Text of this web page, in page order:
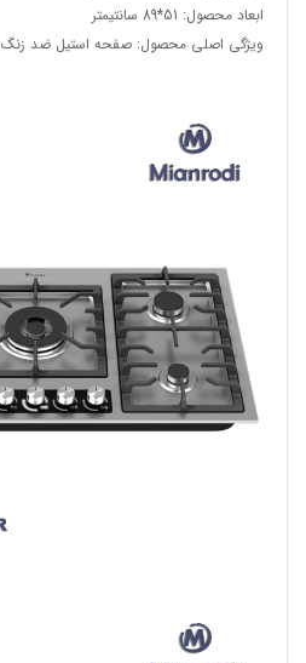
ابعاد محصول: 51*89 سانتیمتر
ویژگی اصلی محصول:صفحه استیل ضد زنگ